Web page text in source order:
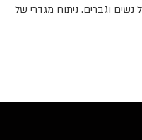
וגברים. ניתוח מגדרי של